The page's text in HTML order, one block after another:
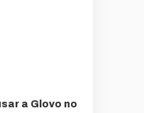
a Glovo no